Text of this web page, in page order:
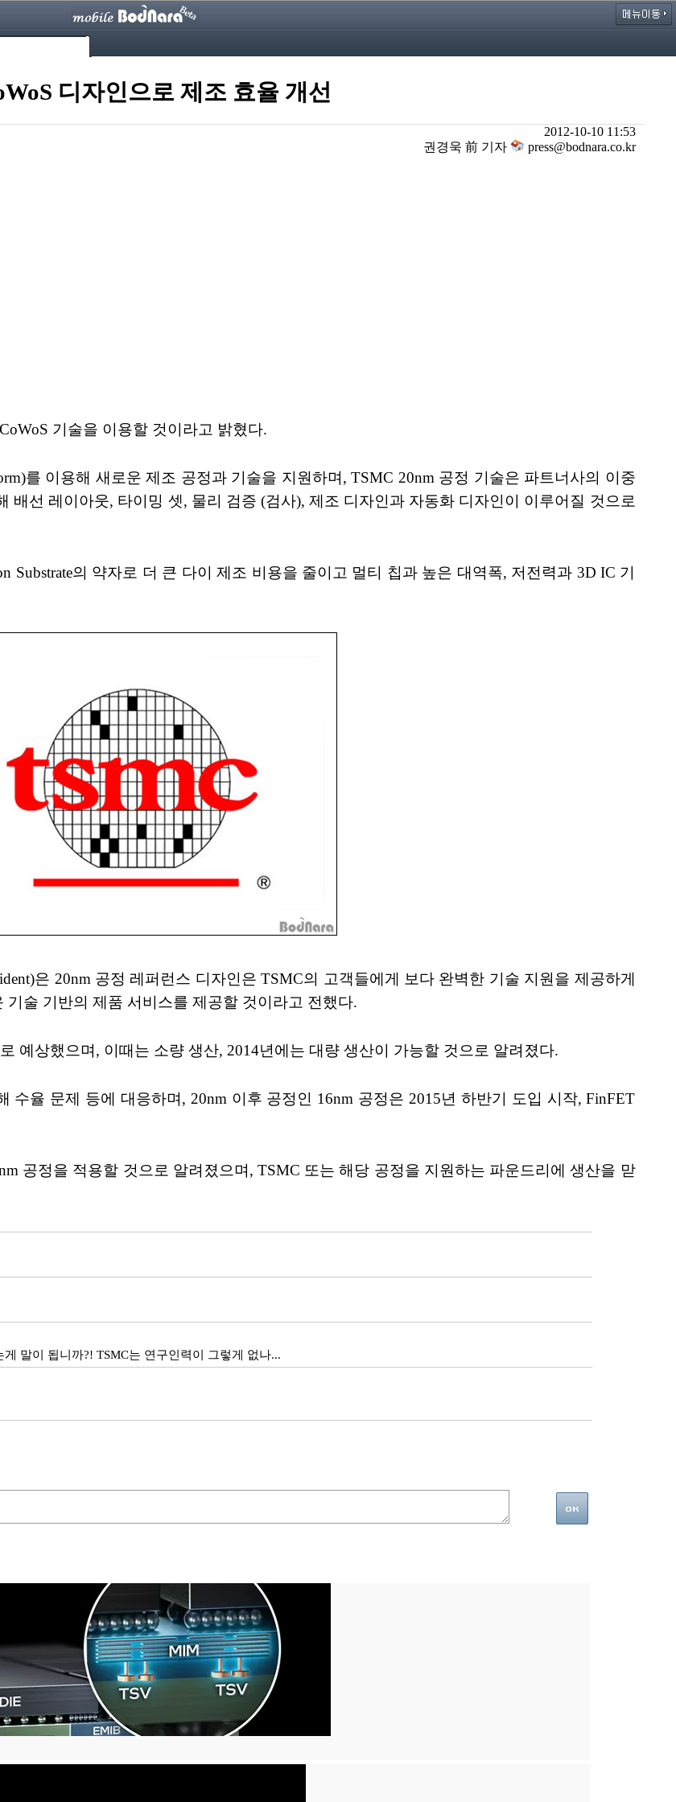
디자인으로 제조 효율 개선
2012-10-10 11:53
권경욱 前 기자
press@bodnara.co.kr
기술을 이용할 것이라고 밝혔다.
를 이용해 새로운 제조 공정과 기술을 지원하며, TSMC 20nm 공정 기술은 파트너사의 이중
배선 레이아웃, 타이밍 셋, 물리 검증 (검사), 제조 디자인과 자동화 디자인이 이루어질 것으로
Substrate의 약자로 더 큰 다이 제조 비용을 줄이고 멀티 칩과 높은 대역폭, 저전력과 3D IC 기
은 20nm 공정 레퍼런스 디자인은 TSMC의 고객들에게 보다 완벽한 기술 지원을 제공하게
술 기반의 제품 서비스를 제공할 것이라고 전했다.
예상했으며, 이때는 소량 생산, 2014년에는 대량 생산이 가능할 것으로 알려졌다.
수율 문제 등에 대응하며, 20nm 이후 공정인 16nm 공정은 2015년 하반기 도입 시작, FinFET
공정을 적용할 것으로 알려졌으며, TSMC 또는 해당 공정을 지원하는 파운드리에 생산을 맏
말이 됩니까?! TSMC는 연구인력이 그렇게 없나...